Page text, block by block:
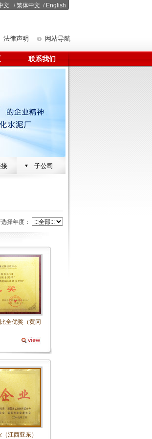
文 / 繁体中文 / English
网站导航
法律声明
联系我们
子公司
择年度：
全优奖（黄冈
江西亚东）